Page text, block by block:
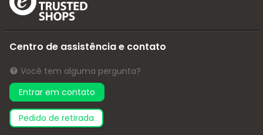
Centro de assistência e contato
Você tem alguma pergunta?
Entrar em contato
pedido de retirada